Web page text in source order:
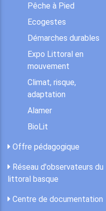
Pêche à Pied
Ecogestes
Démarches durables
Expo Littoral en
mouvement
Climat, risque,
adaptation
Alamer
BioLit
Offre pédagogique
Réseau d'observateurs du
littoral basque
Centre de documentation